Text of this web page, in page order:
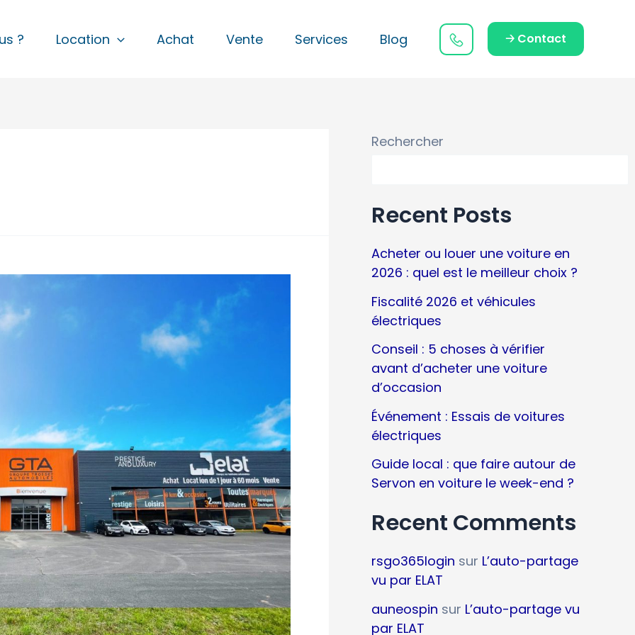
? Location Achat Vente Services Blog 🡢 Contact
Rechercher
Recent Posts
Acheter ou louer une voiture en
2026 : quel est le meilleur choix ?
Fiscalité 2026 et véhicules
électriques
Conseil : 5 choses à vérifier
avant d’acheter une voiture
d’occasion
Événement : Essais de voitures
électriques
Guide local : que faire autour de
Servon en voiture le week-end ?
Recent Comments
rsgo365login sur L’auto-partage
vu par ELAT
auneospin sur L’auto-partage vu
par ELAT